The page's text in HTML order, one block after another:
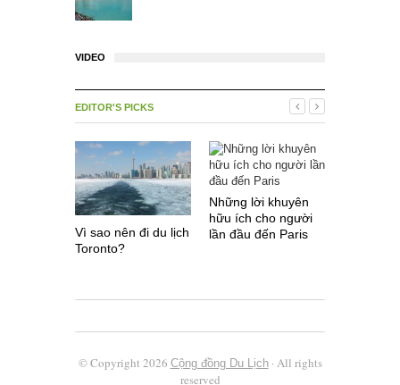
VIDEO
EDITOR'S PICKS
Vì sao nên đi du lịch
Toronto?
Những lời khuyên
hữu ích cho người
lần đầu đến Paris
© Copyright 2026 Cộng đồng Du Lịch· All rights
reserved